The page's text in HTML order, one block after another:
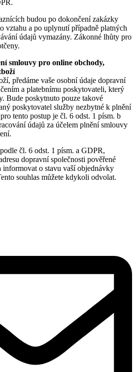
budou po dokončení zakázky
vztahu a po uplynutí případně platných
údajů vymazány. Zákonné lhůty pro
smlouvy pro online obchody,
předáme vaše osobní údaje dopravní
a platebnímu poskytovateli, který
Bude poskytnuto pouze takové
poskytovatel služby nezbytné k plnění
tento postup je čl. 6 odst. 1 písm. b
údajů za účelem plnění smlouvy
čl. 6 odst. 1 písm. a GDPR,
dopravní společnosti pověřené
informovat o stavu vaší objednávky
souhlas můžete kdykoli odvolat.